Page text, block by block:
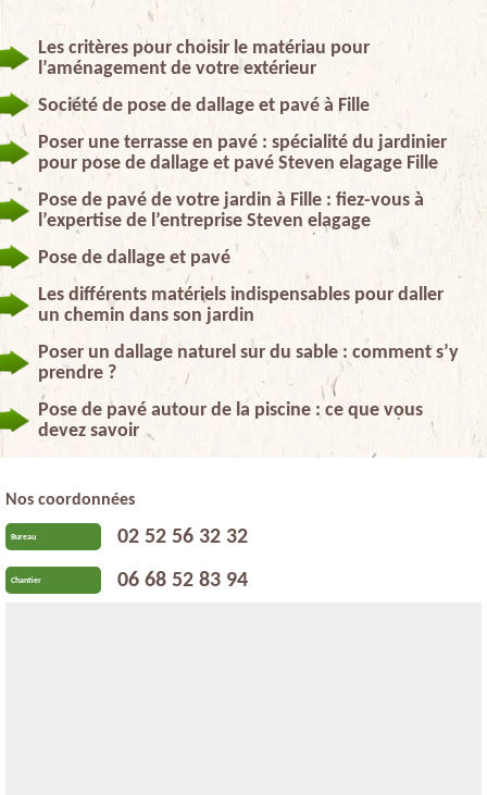
Les critères pour choisir le matériau pour
l’aménagement de votre extérieur
Société de pose de dallage et pavé à Fille
Poser une terrasse en pavé : spécialité du jardinier
pour pose de dallage et pavé Steven elagage Fille
Pose de pavé de votre jardin à Fille : fiez-vous à
l’expertise de l’entreprise Steven elagage
Pose de dallage et pavé
Les différents matériels indispensables pour daller
un chemin dans son jardin
Poser un dallage naturel sur du sable : comment s’y
prendre ?
Pose de pavé autour de la piscine : ce que vous
devez savoir
Nos coordonnées
Bureau 02 52 56 32 32
Chantier 06 68 52 83 94